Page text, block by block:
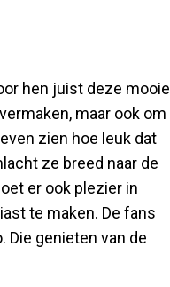
hen juist deze mooie
maar ook om
zien hoe leuk dat
ze breed naar de
er ook plezier in
te maken. De fans
Die genieten van de